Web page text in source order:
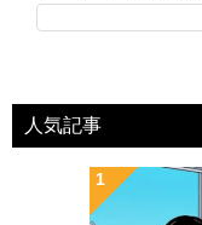
人気記事